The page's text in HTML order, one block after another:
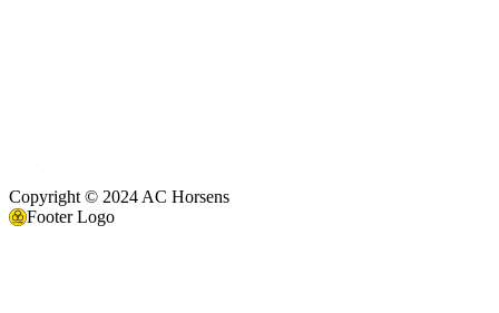
Copyright © 2024 AC Horsens
Footer Logo